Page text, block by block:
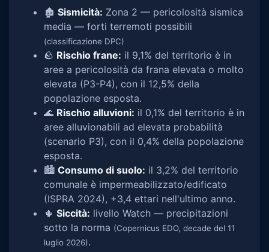
🏚️ Sismicità: Zona 2 — pericolosità sismica
media — forti terremoti possibili
(classificazione DPC)
🪨 Rischio frane: il 9,1% del territorio è in
aree a pericolosità da frana elevata o molto
elevata (P3-P4), con il 12,5% della
popolazione esposta.
🌊 Rischio alluvioni: il 0,1% del territorio è in
aree alluvionabili ad elevata probabilità
(scenario P3), con il 0,4% della popolazione
esposta.
🏙️ Consumo di suolo: il 3,2% del territorio
comunale è impermeabilizzato/edificato
(ISPRA 2024), +3,4 ettari nell'ultimo anno.
🌵 Siccità: livello Watch — precipitazioni
sotto la norma (Copernicus EDO, decade del 11
luglio 2026).